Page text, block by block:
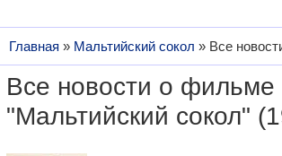
Главная » Мальтийский сокол » Все
Все новости о фильме
"Мальтийский сокол"